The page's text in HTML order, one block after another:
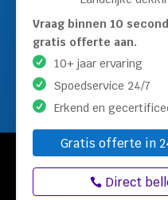
Vraag binnen 10
gratis offerte aan.
10+ jaar ervaring
Spoedservice 24/7
Erkend en
Gratis offerte in
Direct
Loodgieter Hilversum
© Copyright
maken
Privacyverklaring|